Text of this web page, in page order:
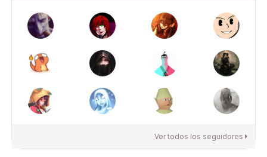
Ver todos los seguidores